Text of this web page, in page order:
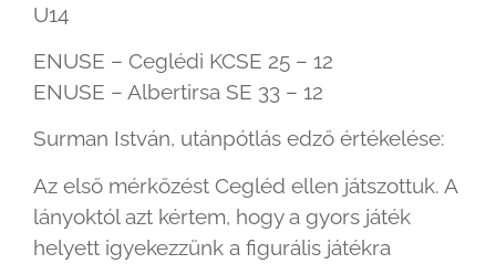
U14
ENUSE – Ceglédi KCSE 25 – 12
ENUSE – Albertirsa SE 33 – 12
Surman István, utánpótlás edző értékelése:
Az első mérkőzést Cegléd ellen játszottuk. A
lányoktól azt kértem, hogy a gyors játék
helyett igyekezzünk a figurális játékra